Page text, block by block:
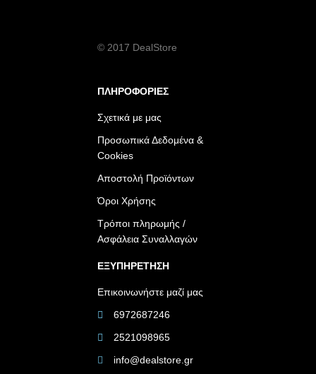
© 2017 DealStore
ΠΛΗΡΟΦΟΡΙΕΣ
Σχετικά με μας
Προσωπικά Δεδομένα &
Cookies
Αποστολή Προϊόντων
Όροι Χρήσης
Τρόποι πληρωμής /
Ασφάλεια Συναλλαγών
ΕΞΥΠΗΡΕΤΗΣΗ
Επικοινωνήστε μαζί μας
6972687246
2521098965
info@dealstore.gr